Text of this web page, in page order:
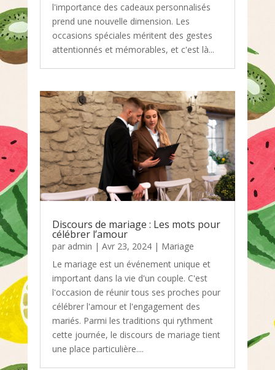
l'importance des cadeaux personnalisés
prend une nouvelle dimension. Les
occasions spéciales méritent des gestes
attentionnés et mémorables, et c'est là...
Discours de mariage : Les mots pour
célébrer l’amour
par admin | Avr 23, 2024| Mariage
Le mariage est un événement unique et
important dans la vie d'un couple. C'est
l'occasion de réunir tous ses proches pour
célébrer l'amour et l'engagement des
mariés. Parmi les traditions qui rythment
cette journée, le discours de mariage tient
une place particulière....